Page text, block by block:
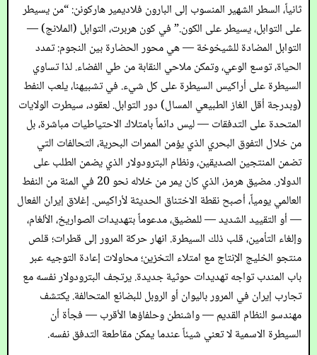
ثانياً، السطر الشهير المنسوب إلى البارون فلاديمير هاركونن: “من يسيطر
على التوابل، يسيطر على الكون.” في كون هربرت، التوابل (الملانج) —
التوابل المضادة للشيخوخة — هي محور الحضارة بين النجوم: تمدد
الحياة، توسع الوعي، وتمكن ملاحي النقابة من طي الفضاء. لذا تساوي
السيطرة على أراكيس السيطرة على كل شيء. في تشبيهنا، يلعب النفط
(وبدرجة أقل الغاز الطبيعي المسال) دور التوابل. لعقود، سيطرت الولايات
المتحدة على التدفقات — ليس دائماً بامتلاك الاحتياطيات مباشرة، بل
من خلال التفوق البحري الذي يؤمن الممرات البحرية، التحالفات التي
تضمن المنتجين الصديقين، ونظام البترودولار الذي يضمن الطلب على
الدولار. مضيق هرمز، الذي كان يمر من خلاله نحو 20 في المئة من النفط
العالمي يومياً، أصبح نقطة الاختناق الحديثة لأراكيس. إغلاق إيران الفعال
— أو التقييد الشديد — للمضيق، مدعوماً بتهديدات الصواريخ، الألغام،
وإلغاء التأمين، قلب ذلك السيطرة. انهار حركة المرور إلى قطرات؛ قلص
منتجو الخليج الإنتاج مع امتلاء التخزين؛ محاولات إعادة التوجيه عبر
باب المندب تواجه تهديدات حوثية جديدة. يرتجف البترودولار نفسه مع
تجارب إيران في المرور باليوان أو الروبل للبضائع المتحالفة. يكتشف
مهندسو النظام القديم — واشنطن وحلفاؤها الأقرب — فجأة أن
السيطرة الاسمية لا تعني شيئاً عندما يمكن مقاطعة التدفق نفسه.